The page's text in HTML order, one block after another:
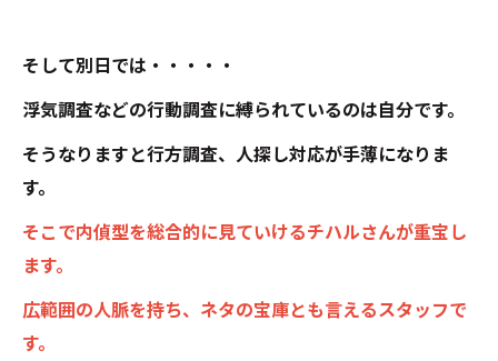
そして別日では・・・・・
浮気調査などの行動調査に縛られているのは自分です。
そうなりますと行方調査、人探し対応が手薄になりま
す。
そこで内偵型を総合的に見ていけるチハルさんが重宝し
ます。
広範囲の人脈を持ち、ネタの宝庫とも言えるスタッフで
す。